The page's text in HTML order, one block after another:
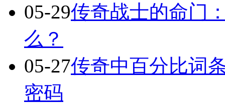
05-29传奇战士的命门
么？
05-27传奇中百分比词
密码